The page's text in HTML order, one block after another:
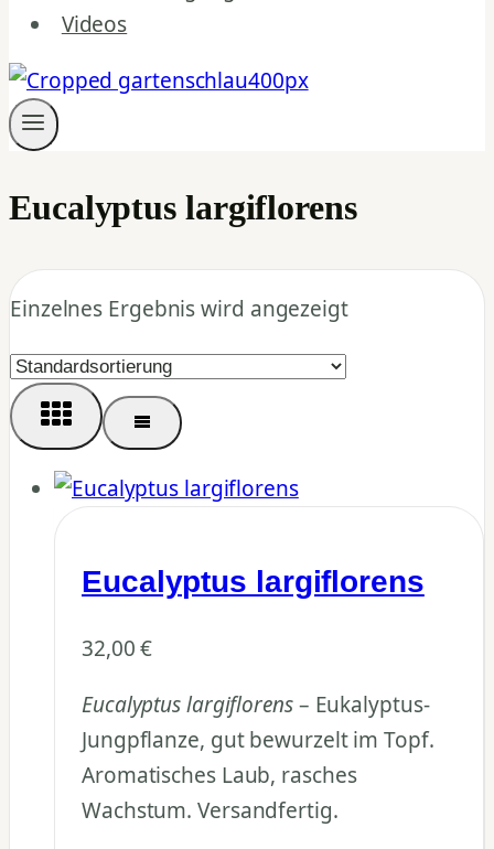
Videos
Eucalyptus largiflorens
Einzelnes Ergebnis wird angezeigt
Eucalyptus largiflorens
32,00€
Eucalyptus largiflorens– Eukalyptus-
Jungpflanze, gut bewurzelt im Topf.
Aromatisches Laub, rasches
Wachstum. Versandfertig.